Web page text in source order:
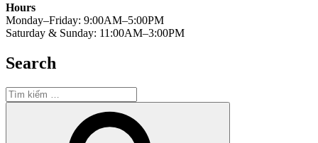
Hours
Monday–Friday: 9:00AM–5:00PM
Saturday & Sunday: 11:00AM–3:00PM
Search
Tìm
kiếm: